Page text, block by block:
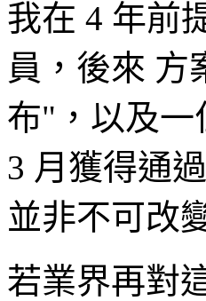
我在 4 年前
員，後來 方
布"，以及一
3 月獲得通
並非不可改
若業界再對